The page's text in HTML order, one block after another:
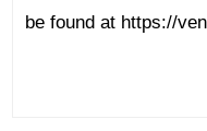
be found at https://